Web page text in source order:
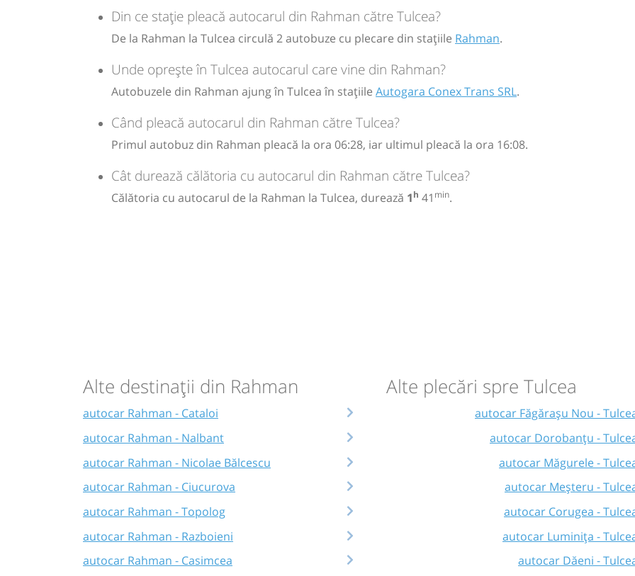
Din ce stație pleacă autocarul din Rahman către Tulcea?
De la Rahman la Tulcea circulă 2 autobuze cu plecare din stațiile Rahman.
Unde oprește în Tulcea autocarul care vine din Rahman?
Autobuzele din Rahman ajung în Tulcea în stațiile Autogara Conex Trans SRL.
Când pleacă autocarul din Rahman către Tulcea?
Primul autobuz din Rahman pleacă la ora 06:28, iar ultimul pleacă la ora 16:08.
Cât durează călătoria cu autocarul din Rahman către Tulcea?
Călătoria cu autocarul de la Rahman la Tulcea, durează 1h 41 min.
Alte destinații din Rahman
autocar Rahman - Cataloi
autocar Rahman - Nalbant
autocar Rahman - Nicolae Bălcescu
autocar Rahman - Ciucurova
autocar Rahman - Topolog
autocar Rahman - Razboieni
autocar Rahman - Casimcea
Alte plecări spre Tulcea
autocar Făgărașu Nou -
autocar Dorobanțu -
autocar Măgurele -
autocar Meșteru -
autocar Corugea -
autocar Luminița -
autocar Dăeni -